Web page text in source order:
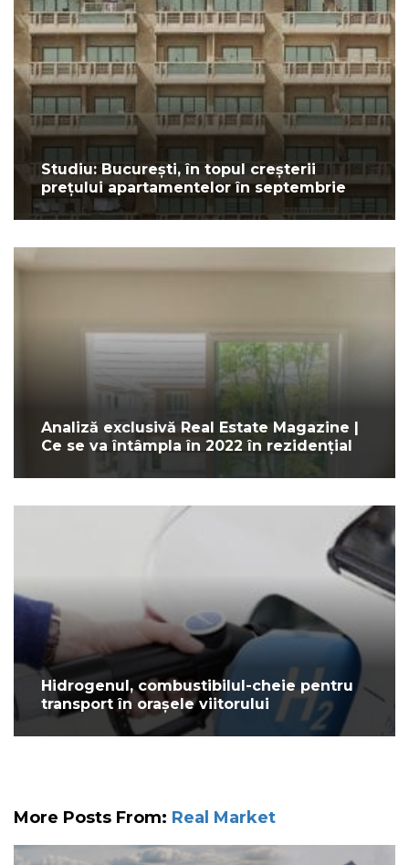
Studiu: București, în topul creșterii
prețului apartamentelor în septembrie
Analiză exclusivă Real Estate Magazine |
Ce se va întâmpla în 2022 în rezidențial
Hidrogenul, combustibilul-cheie pentru
transport în orașele viitorului
More Posts From: Real Market